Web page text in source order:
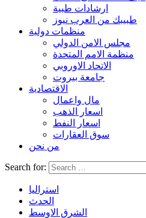
ارشادات طبية
طبيبك من العرب نيوز
منظمات دولية
مجلس الامن الدولي
منظمة الامم المتحدة
الاتحاد الاوروبي
جامعة بيروت
الاقتصادية
مال واعمال
اسعار الذهب
اسعار النفط
سوق العقارات
من نحن
Search for:
استراليا
الحدث
الشرق الاوسط